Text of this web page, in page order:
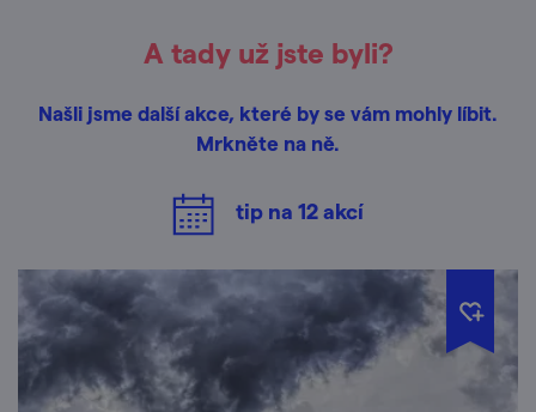
A tady už jste byli?
Našli jsme další akce, které by se vám mohly líbit.
Mrkněte na ně.
tip na 12akcí